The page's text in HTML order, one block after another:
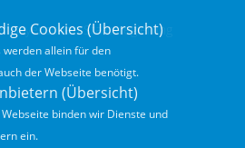
Staatsregierung
Cookies (Übersicht)
werden allein für den
der Webseite benötigt.
(Übersicht)
binden wir Dienste und
ein.